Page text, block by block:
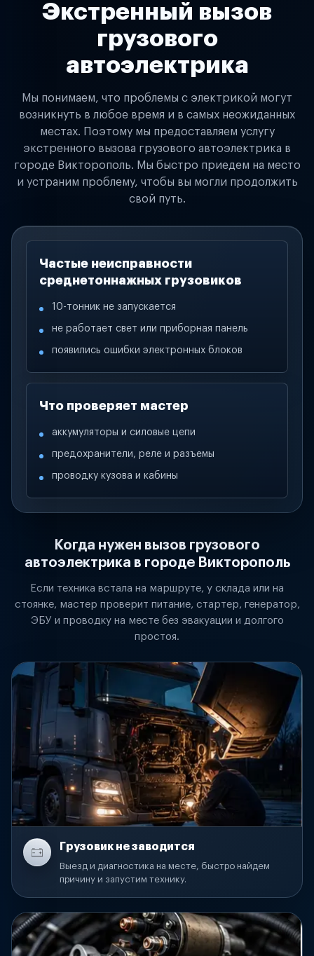
Экстренный вызов
грузового
автоэлектрика
Мы понимаем, что проблемы с электрикой могут
возникнуть в любое время и в самых неожиданных
местах. Поэтому мы предоставляем услугу
экстренного вызова грузового автоэлектрика в
городе Викторополь. Мы быстро приедем на место
и устраним проблему, чтобы вы могли продолжить
свой путь.
Частые неисправности
среднетоннажных грузовиков
10-тонник не запускается
не работает свет или приборная панель
появились ошибки электронных блоков
Что проверяет мастер
аккумуляторы и силовые цепи
предохранители, реле и разъемы
проводку кузова и кабины
Когда нужен вызов грузового
автоэлектрика в городе Викторополь
Если техника встала на маршруте, у склада или на
стоянке, мастер проверит питание, стартер, генератор,
ЭБУ и проводку на месте без эвакуации и долгого
простоя.
Грузовик не заводится
Выезд и диагностика на месте, быстро найдем
причину и запустим технику.